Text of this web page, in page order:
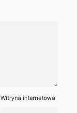
Witryna internetowa